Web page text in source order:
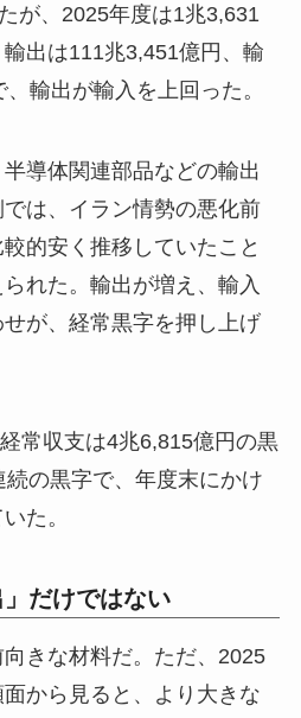
が、2025年度は1兆3,631
出は111兆3,451億円、輸
輸出が輸入を上回った。
導体関連部品などの輸出
は、イラン情勢の悪化前
的安く推移していたこと
れた。輸出が増え、輸入
が、経常黒字を押し上げ
常収支は4兆6,815億円の黒
の黒字で、年度末にかけ
た。
だけではない
きな材料だ。ただ、2025
から見ると、より大きな